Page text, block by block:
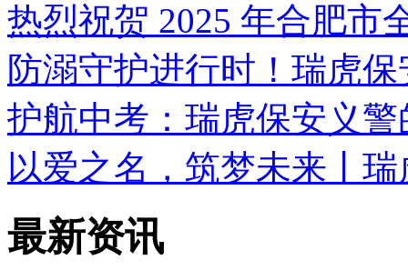
热烈祝贺 2025 年合肥市
防溺守护进行时！瑞虎
护航中考：瑞虎保安义
以爱之名，筑梦未来丨
最新资讯